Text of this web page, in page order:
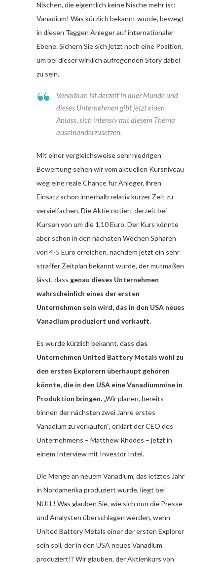
Nischen, die eigentlich keine Nische mehr ist:
Vanadium! Was kürzlich bekannt wurde, bewegt
in diesen Taggen Anleger auf internationaler
Ebene. Sichern Sie sich jetzt noch eine Position,
um bei dieser wirklich aufregenden Story dabei
zu sein.
Vanadium ist derzeit in aller Munde und
dieses Unternehmen gibt jetzt einen
Anlass, sich intensiv mit diesem Thema
auseinanderzusetzen.
Mit einer vergleichsweise sehr niedrigen
Bewertung sehen wir vom aktuellen Kursniveau
weg eine reale Chance für Anleger, ihren
Einsatz schon innerhalb relativ kurzer Zeit zu
vervielfachen. Die Aktie notiert derzeit bei
Kursen von um die 1,10 Euro. Der Kurs könnte
aber schon in den nächsten Wochen Sphären
von 4-5 Euro erreichen, nachdem jetzt ein sehr
straffer Zeitplan bekannt wurde, der mutmaßen
lässt, dass genau dieses Unternehmen
wahrscheinlich eines der ersten
Unternehmen sein wird, das in den USA neues
Vanadium produziert und verkauft.
Es wurde kürzlich bekannt, dass das
Unternehmen United Battery Metals wohl zu
den ersten Explorern überhaupt gehören
könnte, die in den USA eine Vanadiummine in
Produktion bringen. „Wir planen, bereits
binnen der nächsten zwei Jahre erstes
Vanadium zu verkaufen“, erklärt der CEO des
Unternehmens – Matthew Rhodes – jetzt in
einem Interview mit Investor Intel.
Die Menge an neuem Vanadium, das letztes Jahr
in Nordamerika produziert wurde, liegt bei
NULL! Was glauben Sie, wie sich nun die Presse
und Analysten überschlagen werden, wenn
United Battery Metals einer der ersten Explorer
sein soll, der in den USA neues Vanadium
produziert!? Wir glauben, der Aktienkurs von